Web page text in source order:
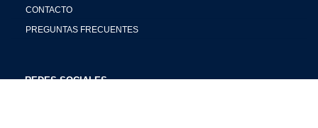
CONTACTO
PREGUNTAS FRECUENTES
REDES SOCIALES